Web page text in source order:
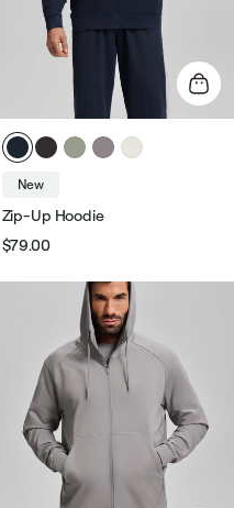
New
Zip-Up Hoodie
Звичайна
ціна
$79.00
розпродажу